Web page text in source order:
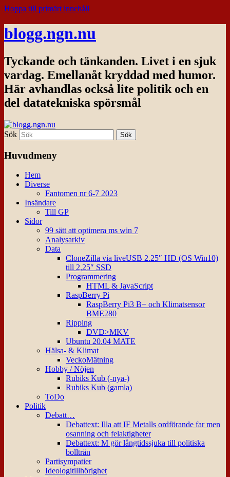
Hoppa till primärt innehåll
blogg.ngn.nu
Tyckande och tänkanden. Livet i en sjuk
vardag. Emellanåt kryddad med humor.
Här avhandlas också lite politik och en
del datatekniska spörsmål
Sök
Huvudmeny
Hem
Diverse
Fantomen nr 6-7 2023
Insändare
Till GP
Sidor
99 sätt att optimera ms win 7
Analysarkiv
Data
CloneZilla via liveUSB 2.25″ HD (OS Win10)
till 2,25″ SSD
Programmering
HTML & JavaScript
RaspBerry Pi
RaspBerry Pi3 B+ och Klimatsensor
BME280
Ripping
DVD>MKV
Ubuntu 20.04 MATE
Hälsa- & Klimat
VeckoMätning
Hobby / Nöjen
Rubiks Kub (-nya-)
Rubiks Kub (gamla)
ToDo
Politik
Debatt…
Debattext: Illa att IF Metalls ordförande far men
osanning och felaktigheter
Debattext: M gör långtidssjuka till politiska
bollträn
Partisympatier
Ideologitillhörighet